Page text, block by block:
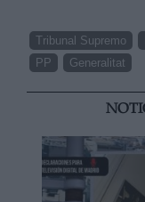
Tribunal Supremo
PP
Generalitat